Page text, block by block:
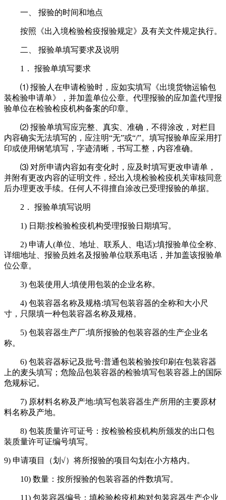
一、 报验的时间和地点
按照《出入境检验检疫报验规定》及有关文件规定执行。
二、 报验单填写要求及说明
1． 报验单填写要求
⑴ 报验人在申请检验时，应如实填写《出境货物运输包
装检验申请单》，并加盖单位公章。代理报验的应加盖代理报
验单位在检验检疫机构备案的印章。
⑵ 报验单填写应完整、真实、准确，不得涂改，对栏目
内容确实无法填写的，应注明“无”或“/”。填写报验单应采用打
印或使用钢笔填写，字迹清晰，书写工整，内容准确。
⑶ 对所申请内容如有变化时，应及时填写更改申请单，
并附有更改内容的证明文件，经出入境检验检疫机关审核同意
后办理更改手续。任何人不得擅自涂改已受理报验的单据。
2． 报验单填写说明
1) 日期:按检验检疫机构受理报验日期填写。
2) 申请人(单位、地址、联系人、电话):填报验单位全称、
详细地址、报验员姓名及报验单位联系电话，并加盖该报验单
位公章。
3) 包装使用人:填使用包装的企业名称。
4) 包装容器名称及规格:填写包装容器的全称和大小尺
寸，只限填一种包装容器名称及规格。
5) 包装容器生产厂:填所报验的包装容器的生产企业名
称。
6) 包装容器标记及批号:普通包装检验按印刷在包装容器
上的麦头填写；危险品包装容器的检验填写包装容器上的国际
危规标记。
7) 原材料名称及产地:填写包装容器生产所用的主要原材
料名称及产地。
8) 包装质量许可证号：按检验检疫机构所颁发的出口包
装质量许可证编号填写。
9) 申请项目（划√）将所报验的项目勾划在小方格内。
10) 数量：按所报验的包装容器的件数填写。
11) 包装容器编号：填检验检疫机构对包装容器生产企业